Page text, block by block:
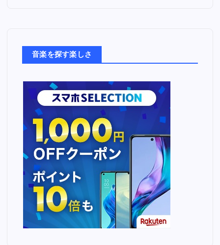
音楽を探す楽しさ